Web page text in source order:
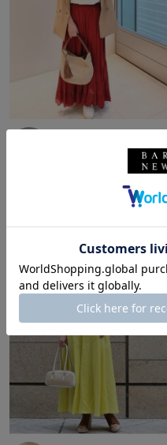
バーニーズ ニューヨー